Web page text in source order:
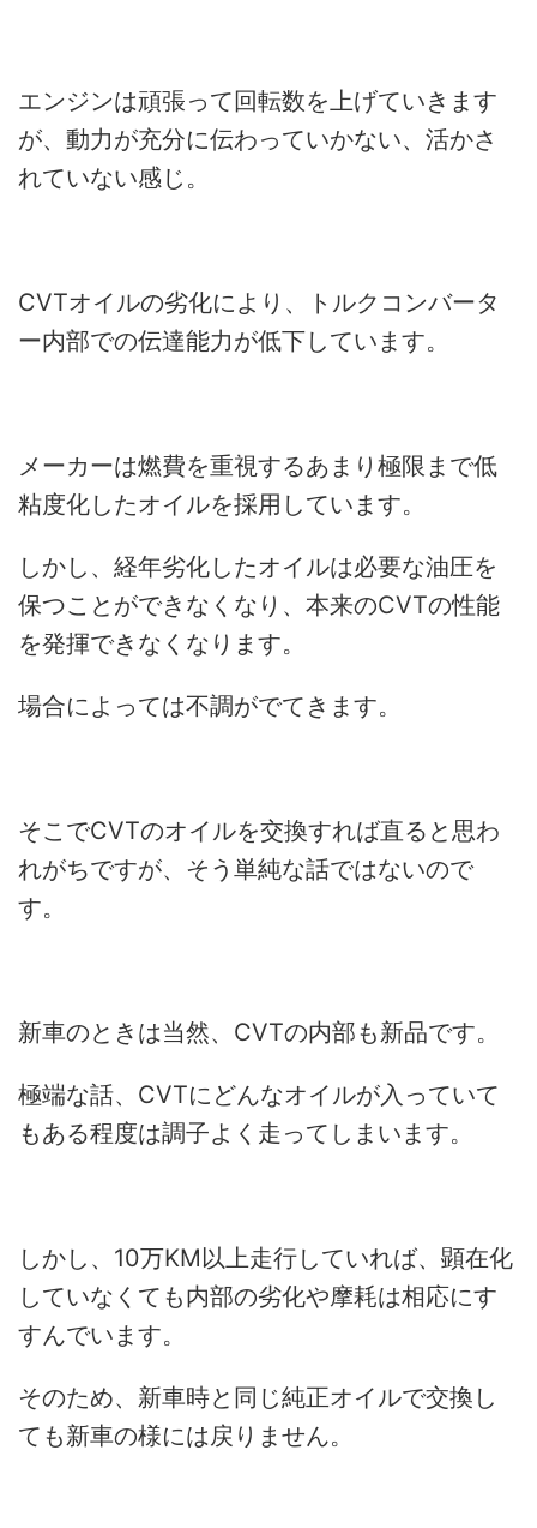
エンジンは頑張って回転数を上げていきます
が、動力が充分に伝わっていかない、活かさ
れていない感じ。
CVTオイルの劣化により、トルクコンバータ
ー内部での伝達能力が低下しています。
メーカーは燃費を重視するあまり極限まで低
粘度化したオイルを採用しています。
しかし、経年劣化したオイルは必要な油圧を
保つことができなくなり、本来のCVTの性能
を発揮できなくなります。
場合によっては不調がでてきます。
そこでCVTのオイルを交換すれば直ると思わ
れがちですが、そう単純な話ではないので
す。
新車のときは当然、CVTの内部も新品です。
極端な話、CVTにどんなオイルが入っていて
もある程度は調子よく走ってしまいます。
しかし、10万KM以上走行していれば、顕在化
していなくても内部の劣化や摩耗は相応にす
すんでいます。
そのため、新車時と同じ純正オイルで交換し
ても新車の様には戻りません。